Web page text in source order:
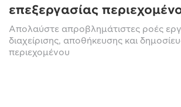
επεξεργασίας
Απολαύστε απροβλημάτιστες ροές
διαχείρισης, αποθήκευσης και
περιεχομένου